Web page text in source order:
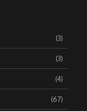
(3)
(3)
(4)
(67)